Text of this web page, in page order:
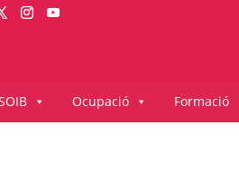
Ocupació Formació